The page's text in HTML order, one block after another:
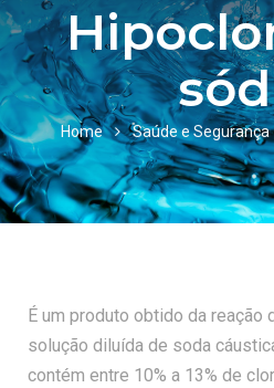
Home Saúde e Segurança
É um produto obtido da reação
solução diluída de soda
contém entre 10% a 13% de